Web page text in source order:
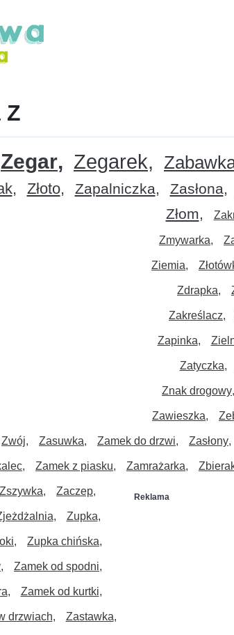
Z
Zegar Zegarek
Złoto Zapalniczka Zasłona
Złom
Zmywarka
Ziemia
Zdrapka
Zakreślacz
Zapinka
Zatyczka
Znak drogowy
Zawieszka
Zwój Zasuwka Zamek do drzwi Zasłony
Zamek z piasku Zamrażarka
Reklama
Zszywka Zaczep
Zupka
Zupka chińska
Zamek od spodni
Zamek od kurtki
drzwiach Zastawka